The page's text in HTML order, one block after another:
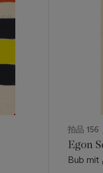
拍品 156
Egon
Bub mit